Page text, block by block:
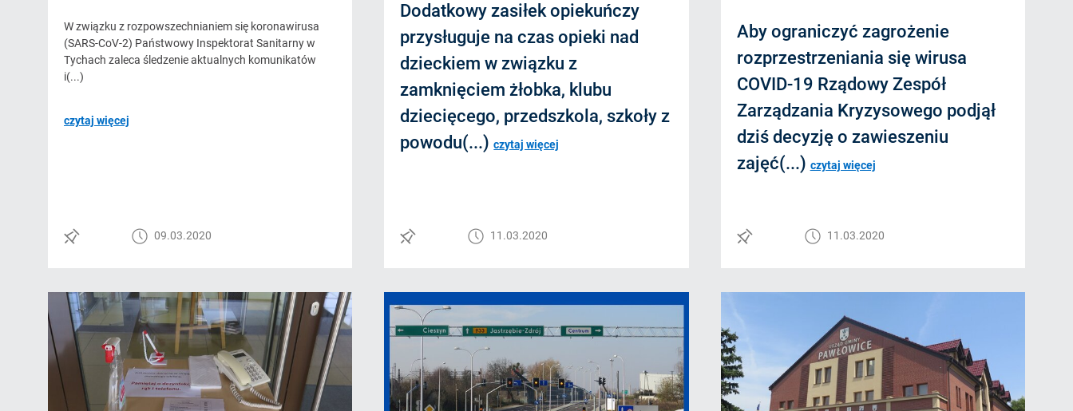
W związku z rozpowszechnianiem się koronawirusa
(SARS-CoV-2) Państwowy Inspektorat Sanitarny w
Tychach zaleca śledzenie aktualnych komunikatów
i(...)
czytaj więcej
09.03.2020
Dodatkowy zasiłek opiekuńczy
przysługuje na czas opieki nad
dzieckiem w związku z
zamknięciem żłobka, klubu
dziecięcego, przedszkola, szkoły z
powodu(...)czytaj więcej
11.03.2020
Aby ograniczyć zagrożenie
rozprzestrzeniania się wirusa
COVID-19 Rządowy Zespół
Zarządzania Kryzysowego podjął
dziś decyzję o zawieszeniu
zajęć(...) czytaj więcej
11.03.2020